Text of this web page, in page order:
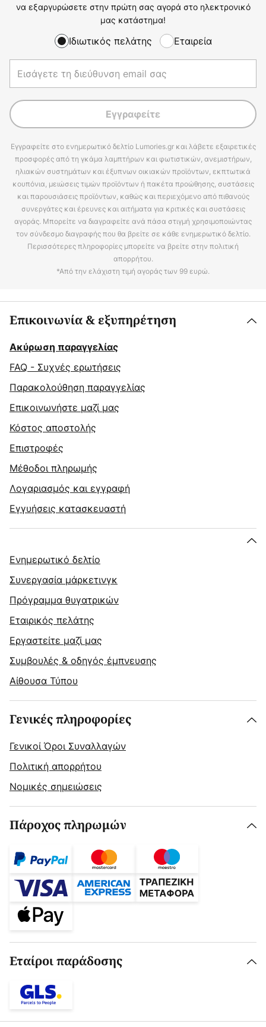
να εξαργυρώσετε στην πρώτη σας αγορά στο ηλεκτρονικό
μας κατάστημα!
Ιδιωτικός πελάτης Εταιρεία
Εγγραφείτε
Εγγραφείτε στο ενημερωτικό δελτίο Lumories.gr και λάβετε εξαιρετικές
προσφορές από τη γκάμα λαμπτήρων και φωτιστικών, ανεμιστήρων,
ηλιακών συστημάτων και έξυπνων οικιακών προϊόντων, εκπτωτικά
κουπόνια, μειώσεις τιμών προϊόντων ή πακέτα προώθησης, συστάσεις
και παρουσιάσεις προϊόντων, καθώς και περιεχόμενο από πιθανούς
συνεργάτες και έρευνες και αιτήματα για κριτικές και συστάσεις
αγοράς. Μπορείτε να διαγραφείτε ανά πάσα στιγμή χρησιμοποιώντας
τον σύνδεσμο διαγραφής που θα βρείτε σε κάθε ενημερωτικό δελτίο.
Περισσότερες πληροφορίες μπορείτε να βρείτε στην πολιτική
απορρήτου.
*Από την ελάχιστη τιμή αγοράς των 99 ευρώ.
Επικοινωνία & εξυπηρέτηση
Ακύρωση παραγγελίας
FAQ - Συχνές ερωτήσεις
Παρακολούθηση παραγγελίας
Επικοινωνήστε μαζί μας
Κόστος αποστολής
Επιστροφές
Μέθοδοι πληρωμής
Λογαριασμός και εγγραφή
Εγγυήσεις κατασκευαστή
Ενημερωτικό δελτίο
Συνεργασία μάρκετινγκ
Πρόγραμμα θυγατρικών
Εταιρικός πελάτης
Εργαστείτε μαζί μας
Συμβουλές & οδηγός έμπνευσης
Αίθουσα Τύπου
Γενικές πληροφορίες
Γενικοί Όροι Συναλλαγών
Πολιτική απορρήτου
Νομικές σημειώσεις
Πάροχος πληρωμών
Εταίροι παράδοσης